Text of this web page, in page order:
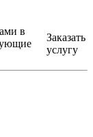
в
Заказать
услугу